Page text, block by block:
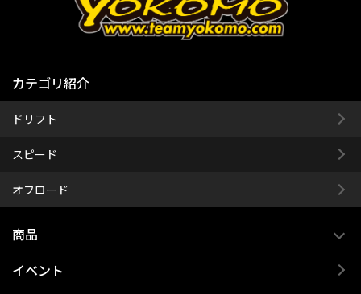
カテゴリ紹介
ドリフト
スピード
オフロード
商品
イベント